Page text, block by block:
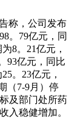
称，公司发布
。79亿元，同
8。21亿元，
93亿元，同比
。23亿元，
（7-9月）停
及部门处所药
入稳健增加。